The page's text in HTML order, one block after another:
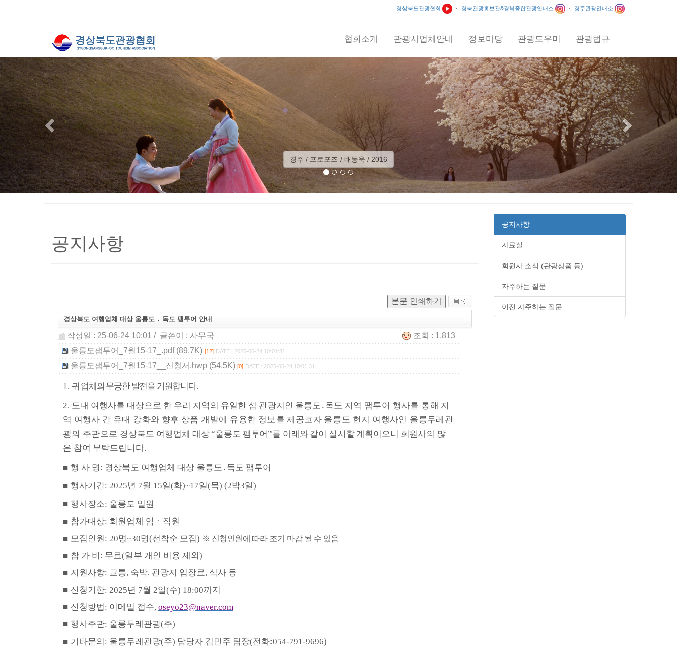
경상북도관광협회 · 경북관광홍보관&경북종합관광안내소 · 경주관광안내소
협회소개 관광사업체안내 정보마당 관광도우미 관광법규
경주 / 프로포즈 / 배동욱 / 2016
Previous Next
공지사항
본문 인쇄하기
경상북도 여행업체 대상 울릉도 ․ 독도 팸투어 안내
작성일 : 25-06-24 10:01 / 글쓴이 : 사무국
조회 : 1,813
울릉도팸투어_7월15-17_.pdf (89.7K) [12] DATE : 2025-06-24 10:01:31
울릉도팸투어_7월15-17__신청서.hwp (54.5K) [0] DATE : 2025-06-24 10:01:31
1. 귀 업체의 무궁한 발전을 기원합니다.
2. 도내 여행사를 대상으로 한 우리 지역의 유일한 섬 관광지인 울릉도 ․ 독도 지역 팸투어 행사를 통해 지
역 여행사 간 유대 강화와 향후 상품 개발에 유용한 정보를 제공코자 울릉도 현지 여행사인 울릉두레관
광의 주관으로 경상북도 여행업체 대상 “울릉도 팸투어”를 아래와 같이 실시할 계획이오니 회원사의 많
은 참여 부탁드립니다.
■ 행 사 명: 경상북도 여행업체 대상 울릉도 ․ 독도 팸투어
■ 행사기간: 2025년 7월 15일(화)~17일(목) (2박3일)
■ 행사장소: 울릉도 일원
■ 참가대상: 회원업체 임ㆍ직원
■ 모집인원 : 20명~30명(선착순 모집) ※ 신청인원에 따라 조기 마감 될 수 있음
■ 참 가 비 : 무료(일부 개인 비용 제외)
■ 지원사항: 교통, 숙박, 관광지 입장료 , 식사 등
■ 신청기한: 2025년 7월 2일(수) 18:00까지
■ 신청방법: 이메일 접수, oseyo23@naver.com
■ 행사주관: 울릉두레관광(주)
■ 기타문의 : 울릉두레관광(주) 담당자 김민주 팀장(전화:054-791-9696)
공지사항
자료실
회원사 소식 (관광상품 등)
자주하는 질문
이전 자주하는 질문